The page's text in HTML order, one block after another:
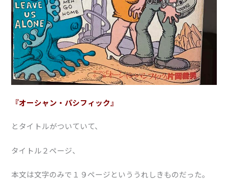
『オーシャン・パシフィック』
とタイトルがついていて、
タイトル２ページ、
本文は文字のみで１９ページといううれしきものだった。